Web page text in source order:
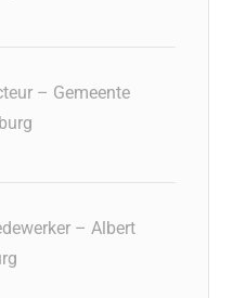
– Gemeente
– Albert